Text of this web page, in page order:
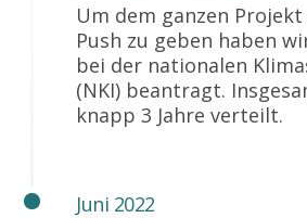
Um dem ganzen
Push zu geben haben
bei der nationalen
(NKI) beantragt.
knapp 3 Jahre verteilt.
Juni 2022